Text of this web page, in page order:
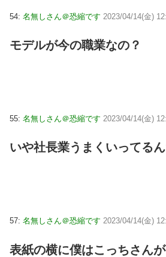
54: 名無しさん＠恐縮です 2023/04/14(金)
モデルが今の職業なの？
55: 名無しさん＠恐縮です 2023/04/14(金)
いや社長業うまくいってる
57: 名無しさん＠恐縮です 2023/04/14(金)
表紙の横に僕はこっちさん